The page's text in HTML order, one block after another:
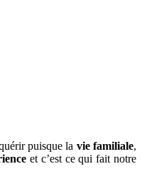
puisque la vie familiale,
et c’est ce qui fait notre